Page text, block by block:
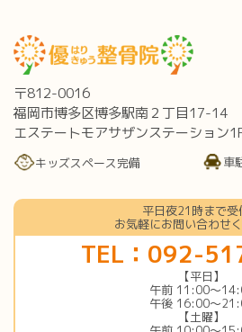
〒812-0016
福岡市博多区博多駅南２丁目17-14
エステートモアサザンステーション
キッズスペース完備 車
平日夜21時まで受
お気軽にお問い合わせく
TEL：092-
【平日】
午前 11:00〜
午後 16:00〜
【土曜】